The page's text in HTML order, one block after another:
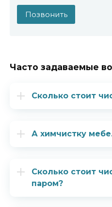
Позвонить
Часто задаваемые
Сколько стоит
А химчистку
Сколько стоит
паром?